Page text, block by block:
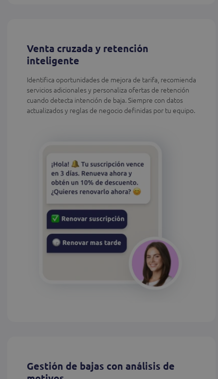
Venta cruzada y retención
inteligente
Identifica oportunidades de mejora de tarifa, recomienda
servicios adicionales y personaliza ofertas de retención
cuando detecta intención de baja. Siempre con datos
actualizados y reglas de negocio definidas por tu equipo.
Gestión de bajas con análisis de